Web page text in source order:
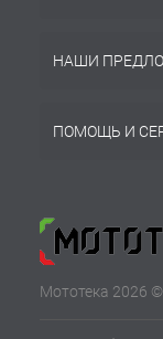
НАШИ
ПОМОЩЬ И
Мототека 2026 ©